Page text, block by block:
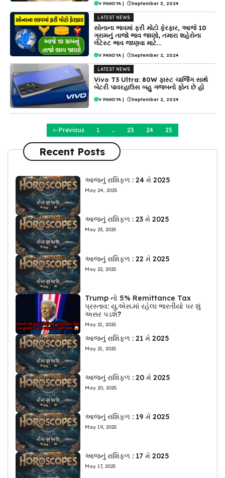
V PANDYA | September 3, 2024
LATEST NEWS
સોનાના ભાવમાં ફરી મોટો ફેરફાર, આજે 10
ગ્રામનું તાજો ભાવ જાણો, તમારા શહેરોના
લેટેસ્ટ ભાવ જાણવા માટે…
V PANDYA | September 2, 2024
LATEST NEWS
Vivo T3 Ultra: 80W ફાસ્ટ ચાર્જિંગ સાથે
બેટરી પાવરહાઉસ બહુ ગજબનો ફોન છે હો
V PANDYA | September 2, 2024
Previous 1 … 23 24 25
Recent Posts
આજનું રાશિફળ : 24 મે 2025
May 24, 2025
આજનું રાશિફળ : 23 મે 2025
May 23, 2025
આજનું રાશિફળ : 22 મે 2025
May 22, 2025
Trump નો 5% Remittance Tax
પ્રસ્તાવ: યુ.એસ.માં રહેલા ભારતીયો પર શું
અસર પડશે?
May 21, 2025
આજનું રાશિફળ : 21 મે 2025
May 21, 2025
આજનું રાશિફળ : 20 મે 2025
May 20, 2025
આજનું રાશિફળ : 19 મે 2025
May 19, 2025
આજનું રાશિફળ : 17 મે 2025
May 17, 2025